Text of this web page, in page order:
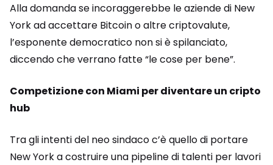
Alla domanda se incoraggerebbe le aziende di New
York ad accettare Bitcoin o altre criptovalute,
l’esponente democratico non si è spilanciato,
diccendo che verrano fatte “le cose per bene”.
Competizione con Miami per diventare un cripto
hub
Tra gli intenti del neo sindaco c’è quello di portare
New York a costruire una pipeline di talenti per lavori